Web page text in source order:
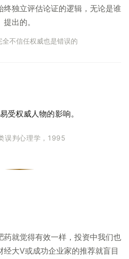
终独立评估论证的逻辑，无论是谁
提出的。
全不信任权威也是错误的
受权威人物的影响。
误判心理学，1995
药就觉得有效一样，投资中我们也
大V或成功企业家的推荐就盲目